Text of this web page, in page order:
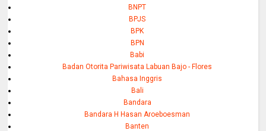
BNPT
BPJS
BPK
BPN
Babi
Badan Otorita Pariwisata Labuan Bajo - Flores
Bahasa Inggris
Bali
Bandara
Bandara H Hasan Aroeboesman
Banten